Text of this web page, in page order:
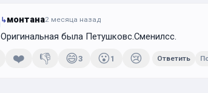
↳монтана2 месяца назад
Оригинальная была Петушковс.Сменилсс.
❤️ 👎 😄3 😮 1 😢 Ответить